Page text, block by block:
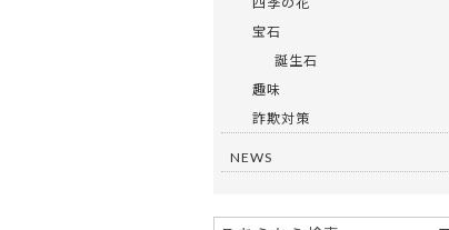
宝石
誕生石
趣味
詐欺対策
NEWS